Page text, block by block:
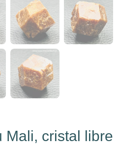
Mali, cristal libre